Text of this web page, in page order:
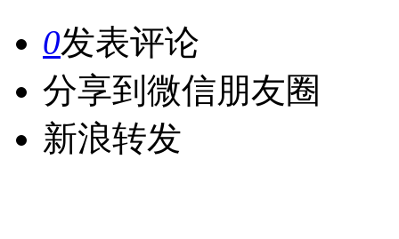
0发表评论
分享到微信朋友圈
新浪转发